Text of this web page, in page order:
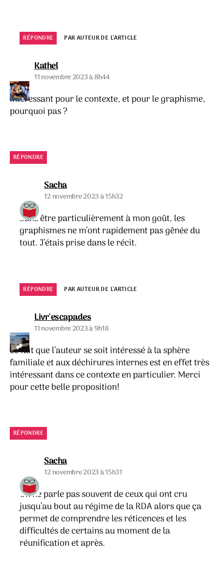
RÉPONDRE PAR AUTEUR DE L’ARTICLE
Katheldit :
11 novembre 2023 à 8h44
Intéressant pour le contexte, et pour le graphisme,
pourquoi pas ?
RÉPONDRE
Sachadit :
12 novembre 2023 à 15h32
Sans être particulièrement à mon goût, les
graphismes ne m’ont rapidement pas gênée du
tout. J’étais prise dans le récit.
RÉPONDRE PAR AUTEUR DE L’ARTICLE
Livr'escapadesdit :
11 novembre 2023 à 9h18
Le fait que l’auteur se soit intéressé à la sphère
familiale et aux déchirures internes est en effet très
intéressant dans ce contexte en particulier. Merci
pour cette belle proposition!
RÉPONDRE
Sachadit :
12 novembre 2023 à 15h31
On ne parle pas souvent de ceux qui ont cru
jusqu’au bout au régime de la RDA alors que ça
permet de comprendre les réticences et les
difficultés de certains au moment de la
réunification et après.